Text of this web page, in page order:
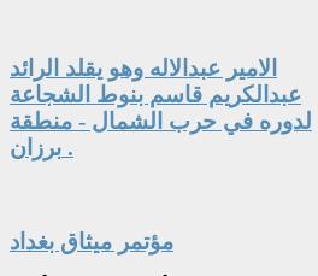
الامير عبدالاله وهو يقلد الرائد
عبدالكريم قاسم بنوط الشجاعة
لدوره في حرب الشمال - منطقة
برزان .
مؤتمر ميثاق بغداد